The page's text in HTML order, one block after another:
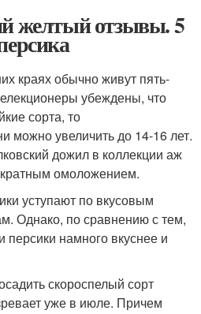
желтый отзывы. 5
краях обычно живут пять-
убеждены, что
сорта, то
можно увеличить до 14-16 лет.
дожил в коллекции аж
омоложением.
уступают по вкусовым
Однако, по сравнению с тем,
персики намного вкуснее и
скороспелый сорт
уже в июле. Причем